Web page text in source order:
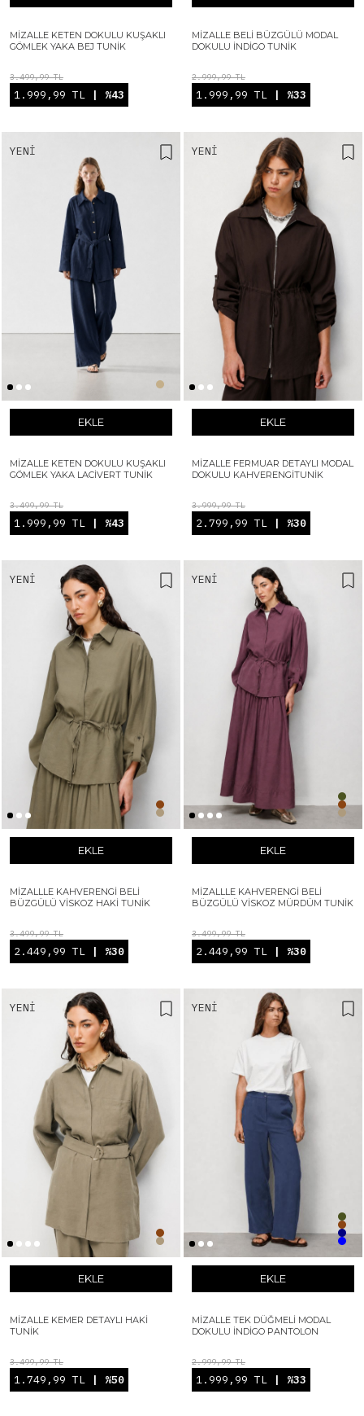
MIZALLE KETEN DOKULU KUŞAKLI
GÖMLEK YAKA BEJ TUNIK
3.499,99 TL
1.999,99 TL | %43
MIZALLE BELI BÜZGÜLÜ MODAL
DOKULU İNDIGO TUNIK
2.999,99 TL
1.999,99 TL | %33
YENI
EKLE
MIZALLE KETEN DOKULU KUŞAKLI
GÖMLEK YAKA LACIVERT TUNIK
3.499,99 TL
1.999,99 TL | %43
YENI
EKLE
MIZALLE FERMUAR DETAYLI MODAL
DOKULU KAHVERENGITUNIK
3.999,99 TL
2.799,99 TL | %30
YENI
EKLE
MIZALLLE KAHVERENGI BELI
BÜZGÜLÜ VISKOZ HAKI TUNIK
3.499,99 TL
2.449,99 TL | %30
YENI
EKLE
MIZALLLE KAHVERENGI BELI
BÜZGÜLÜ VISKOZ MÜRDÜM TUNIK
3.499,99 TL
2.449,99 TL | %30
YENI
EKLE
MIZALLE KEMER DETAYLI HAKI
TUNIK
3.499,99 TL
1.749,99 TL | %50
YENI
EKLE
MIZALLE TEK DÜĞMELI MODAL
DOKULU İNDIGO PANTOLON
2.999,99 TL
1.999,99 TL | %33